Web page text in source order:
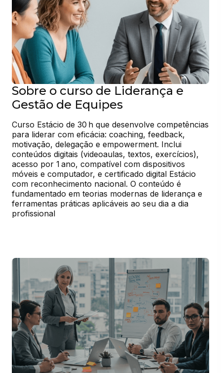
Sobre o curso de Liderança e
Gestão de Equipes
Curso Estácio de 30 h que desenvolve competências
para liderar com eficácia: coaching, feedback,
motivação, delegação e empowerment. Inclui
conteúdos digitais (videoaulas, textos, exercícios),
acesso por 1 ano, compatível com dispositivos
móveis e computador, e certificado digital Estácio
com reconhecimento nacional. O conteúdo é
fundamentado em teorias modernas de liderança e
ferramentas práticas aplicáveis ao seu dia a dia
profissional